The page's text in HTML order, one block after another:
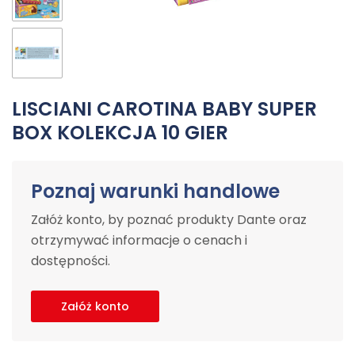
LISCIANI CAROTINA BABY SUPER
BOX KOLEKCJA 10 GIER
Poznaj warunki handlowe
Załóż konto, by poznać produkty Dante oraz
otrzymywać informacje o cenach i
dostępności.
Załóż konto